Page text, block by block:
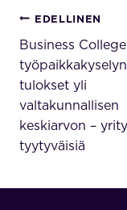
selaus
EDELLINEN
Business
työpaikkakyselyn
tulokset yli
valtakunnallisen
keskiarvon –
tyytyväisiä